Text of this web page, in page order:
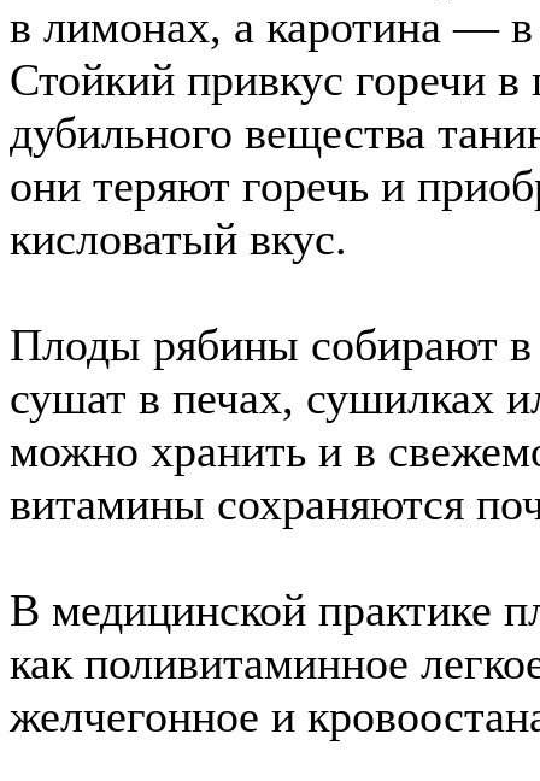
в лимонах, а каротина —
Стойкий привкус горечи
дубильного вещества
они теряют горечь и
кисловатый вкус.
Плоды рябины собирают в
сушат в печах, сушилках
можно хранить и в
витамины сохраняются
В медицинской практике
как поливитаминное
желчегонное и